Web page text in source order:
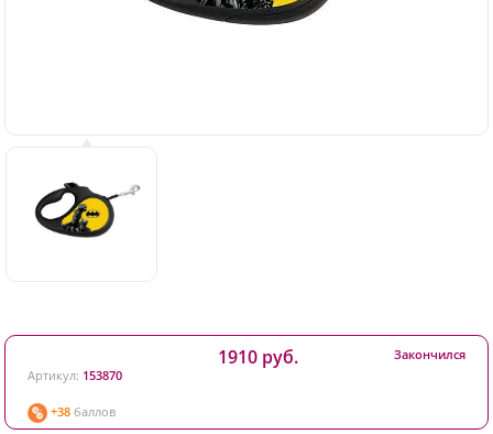
Артикул: 153870
+38 баллов
1910 руб. Закончился